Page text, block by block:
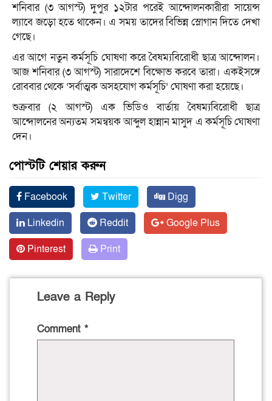
শনিবার (৩ আগস্ট) দুপুর ১২টার পরেই আন্দোলনকারীরা সায়েন্স
ল্যাবে জড়ো হতে থাকেন। এ সময় তাদের বিভিন্ন স্লোগান দিতে দেখা
গেছে।
এর আগে নতুন কর্মসূচি ঘোষণা করে বৈষম্যবিরোধী ছাত্র আন্দোলন।
আজ শনিবার (৩ আগস্ট) সারাদেশে বিক্ষোভ করবে তারা। একইসঙ্গে
রোববার থেকে ‘সর্বাত্মক অসহযোগ কর্মসূচি’ ঘোষণা করা হয়েছে।
শুক্রবার (২ আগস্ট) এক ভিডিও বার্তায় বৈষম্যবিরোধী ছাত্র
আন্দোলনের অন্যতম সমন্বয়ক আব্দুল হান্নান মাসুদ এ কর্মসূচি ঘোষণা
দেন।
পোস্টটি শেয়ার করুন
Facebook Twitter
Digg
Linkedin
Reddit
Google Plus
Pinterest
Print
Leave a Reply
Comment *